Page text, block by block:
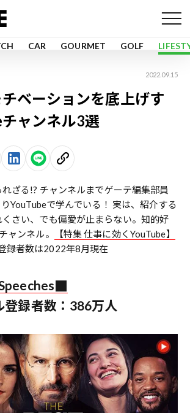
CAR GOURMET GOLF
2022.09.15
ベーションを底上げす
ャンネル3選
れざる!? チャンネルまでゲーテ編集部員
YouTubeで学んでいる！ 実は、紹介する
さい、でも偏愛が止まらない。知的好
ャンネル。
【特集 仕事に効くYouTube】
録者数は2022年8月現在
登録者数：386万人